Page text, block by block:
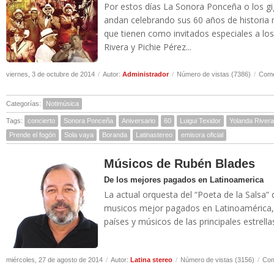
Por estos días La Sonora Ponceña o los
andan celebrando sus 60 años de
que tienen como invitados especiales a
Rivera y Pichie Pérez...
viernes, 3 de octubre de 2014 / Autor: Administrador / Número de vistas (7386) /
Categorías: Notimúsica
Tags: concierto Sonora Ponceña Aniversario 60 Luigui Texidor
Yolanda Rivera
Prende el fogón
Sola vaya Boranda Latinastereo emisora oficial
Músicos de Rubén Blades
De los mejores pagados en Latinoamerica
La actual orquesta del “Poeta de la
musicos mejor pagados en
países y músicos de las principales
miércoles, 27 de agosto de 2014 / Autor: Latina stereo / Número de vistas (3156) /